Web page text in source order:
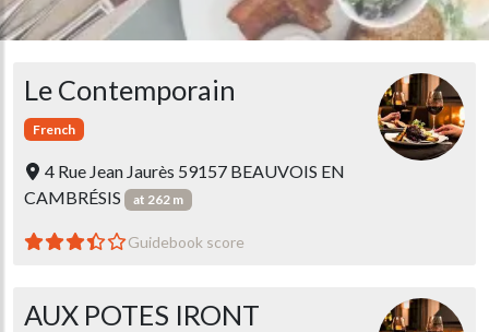
Le Contemporain
French
4 Rue Jean Jaurès 59157 BEAUVOIS EN
CAMBRÉSIS
at 262 m
Guidebook score
AUX POTES IRONT